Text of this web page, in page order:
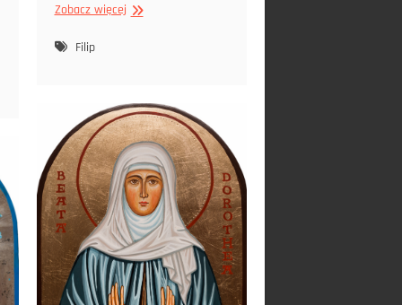
Zobacz więcejIkona
Filip